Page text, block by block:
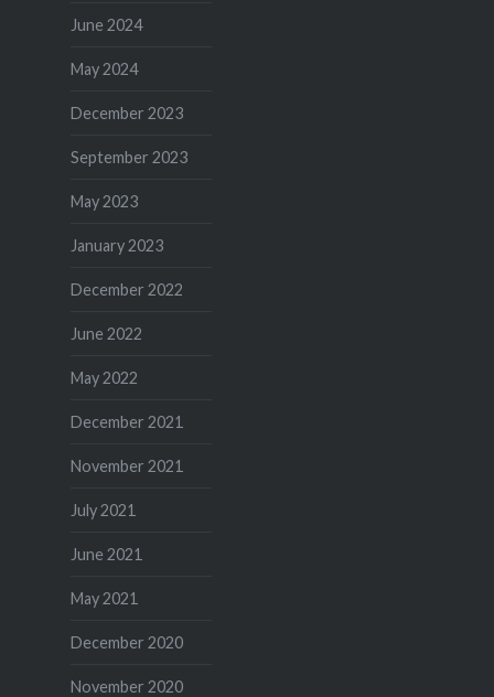
June 2024
May 2024
December 2023
September 2023
May 2023
January 2023
December 2022
June 2022
May 2022
December 2021
November 2021
July 2021
June 2021
May 2021
December 2020
November 2020